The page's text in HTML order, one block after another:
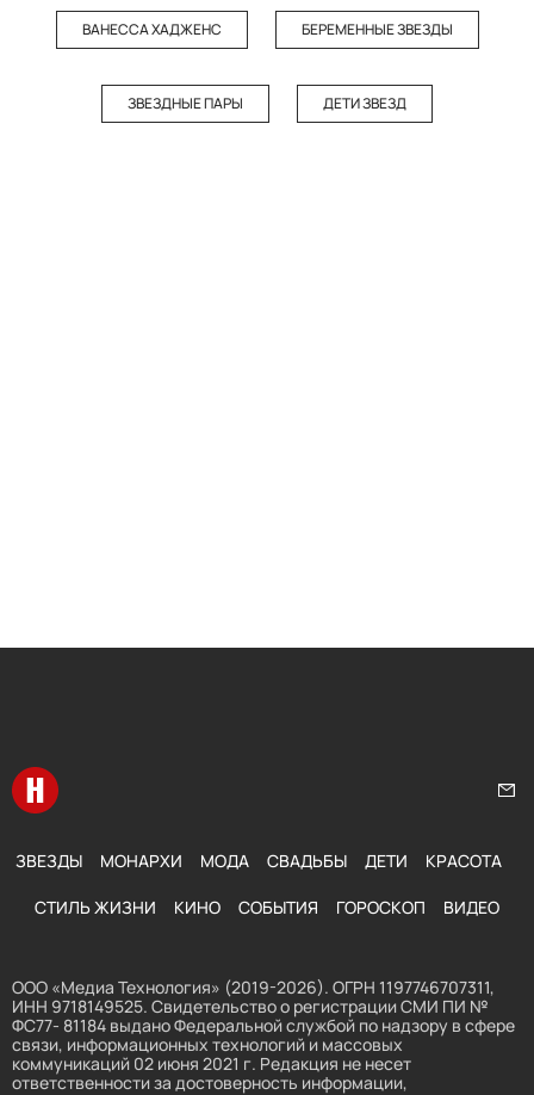
ВАНЕССА ХАДЖЕНС БЕРЕМЕННЫЕ ЗВЕЗДЫ
ЗВЕЗДНЫЕ ПАРЫ ДЕТИ ЗВЕЗД
Перейти на главную
ЗВЕЗДЫ МОНАРХИ МОДА СВАДЬБЫ ДЕТИ КРАСОТА
СТИЛЬ ЖИЗНИ КИНО СОБЫТИЯ ГОРОСКОП ВИДЕО
ООО «Медиа Технология» (2019-2026). ОГРН 1197746707311,
ИНН 9718149525. Свидетельство о регистрации СМИ ПИ №
ФС77- 81184 выдано Федеральной службой по надзору в сфере
связи, информационных технологий и массовых
коммуникаций 02 июня 2021 г. Редакция не несет
ответственности за достоверность информации,